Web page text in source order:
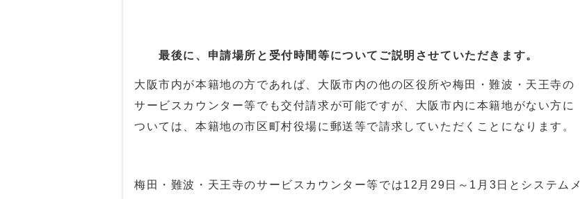
最後に、申請場所と受付時間等についてご説明させていただきます。
大阪市内が本籍地の方であれば、大阪市内の他の区役所や梅田・難波・天王寺の
サービスカウンター等でも交付請求が可能ですが、大阪市内に本籍地がない方に
ついては、本籍地の市区町村役場に郵送等で請求していただくことになります。
梅田・難波・天王寺のサービスカウンター等では12 月 29 日～ 1 月 3 日とシステムメ